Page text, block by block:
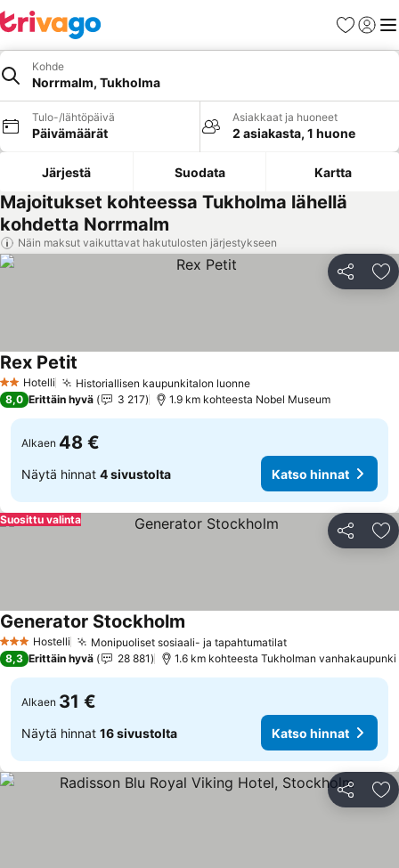
Suosikit
Kohde
Norrmalm, Tukholma
Tulo-/lähtöpäivä
Päivämäärät
Asiakkaat ja huoneet
2 asiakasta, 1 huone
Järjestä Suodata Kartta
Majoitukset kohteessa Tukholma lähellä
kohdetta Norrmalm
Näin maksut vaikuttavat hakutulosten järjestykseen
Jaa
2 Tähtiluokitus
Hotelli Historiallisen kaupunkitalon luonne
Rex Petit
8,0 Erittäin hyvä 3 217 1.9 km kohteesta Nobel Museum
Alkaen 48 €
Näytä hinnat 4 sivustolta Katso hinnat
Jaa
Suosittu valinta
3 Tähtiluokitus
Hostelli Monipuoliset sosiaali- ja tapahtumatilat
Generator Stockholm
8,3 Erittäin hyvä 28 881 1.6 km kohteesta Tukholman vanhakaupunki
Alkaen 31 €
Näytä hinnat 16 sivustolta Katso hinnat
Jaa